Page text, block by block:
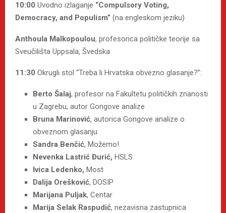
10:00 Uvodno izlaganje “Compulsory Voting,
Democracy, and Populism” (na engleskom jeziku)
Anthoula Malkopoulou, profesorica političke teorije sa
Sveučilišta Uppsala, Švedska
11:30 Okrugli stol “Treba li Hrvatska obvezno glasanje?”:
Berto Šalaj, profesor na Fakultetu političkih znanosti
u Zagrebu, autor Gongove analize
Bruna Marinović, autorica Gongove analize o
obveznom glasanju
Sandra Benčić, Možemo!
Nevenka Lastrić Đurić, HSLS
Ivica Ledenko, Most
Dalija Orešković, DOSIP
Marijana Puljak, Centar
Marija Selak Raspudić, nezavisna zastupnica